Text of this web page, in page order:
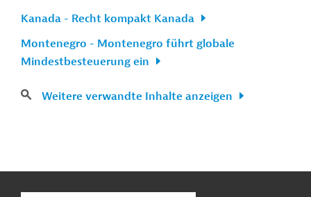
Kanada - Recht kompakt Kanada
Montenegro - Montenegro führt globale
Mindestbesteuerung ein
Weitere verwandte Inhalte anzeigen